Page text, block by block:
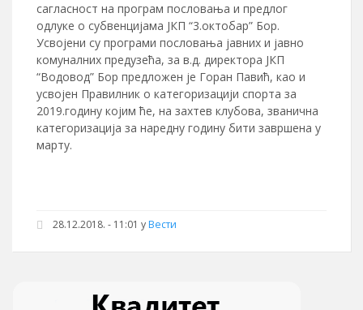
сагласност на програм пословања и предлог
одлуке о субвенцијама ЈКП “3.октобар” Бор.
Усвојени су програми пословања јавних и јавно
комуналних предузећа, за в.д. директора ЈКП
“Водовод” Бор предложен је Горан Павић, као и
усвојен Правилник о категоризацији спорта за
2019.годину којим ће, на захтев клубова, званична
категоризација за наредну годину бити завршена у
марту.
28.12.2018. - 11:01 уВести